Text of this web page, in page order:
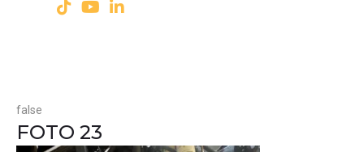
false
FOTO 23